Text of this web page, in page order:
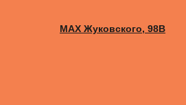
MAX Жуковского, 98B